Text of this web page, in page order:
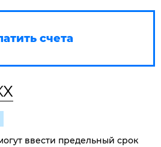
счета
ввести предельный срок